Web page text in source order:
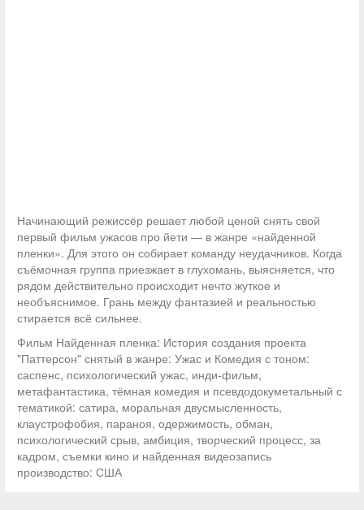
Начинающий режиссёр решает любой ценой снять свой
первый фильм ужасов про йети — в жанре «найденной
пленки». Для этого он собирает команду неудачников. Когда
съёмочная группа приезжает в глухомань, выясняется, что
рядом действительно происходит нечто жуткое и
необъяснимое. Грань между фантазией и реальностью
стирается всё сильнее.
Фильм Найденная пленка: История создания проекта
"Паттерсон" снятый в жанре: Ужас и Комедия с тоном:
саспенс, психологический ужас, инди-фильм,
метафантастика, тёмная комедия и псевдодокуметальный с
тематикой: сатира, моральная двусмысленность,
клаустрофобия, параноя, одержимость, обман,
психологический срыв, амбиция, творческий процесс, за
кадром, съемки кино и найденная видеозапись
производство: США